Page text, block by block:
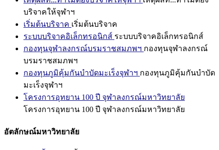
บริจาคให้จุฬาฯ
เริ่มต้นบริจาค เริ่มต้นบริจาค
ระบบบริจาคอิเล็กทรอนิกส์ ระบบบริจาคอิเล็กทรอนิกส์
กองทุนจุฬาลงกรณ์บรมราชสมภพฯ กองทุนจุฬาลงกรณ์
บรมราชสมภพฯ
กองทุนภูมิคุ้มกันบำบัดมะเร็งจุฬาฯ กองทุนภูมิคุ้มกันบำบัด
มะเร็งจุฬาฯ
โครงการอุทยาน 100 ปี จุฬาลงกรณ์มหาวิทยาลัย
โครงการอุทยาน 100 ปี จุฬาลงกรณ์มหาวิทยาลัย
อัตลักษณ์มหาวิทยาลัย